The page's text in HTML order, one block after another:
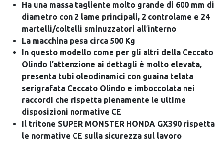
Ha una massa tagliente molto grande di 600 mm di
diametro con 2 lame principali, 2 controlame e 24
martelli/coltelli sminuzzatori all’interno
La macchina pesa circa 500 Kg
In questo modello come per gli altri della Ceccato
Olindo l’attenzione ai dettagli è molto elevata,
presenta tubi oleodinamici con guaina telata
serigrafata Ceccato Olindo e imboccolata nei
raccordi che rispetta pienamente le ultime
disposizioni normative CE
Il tritone SUPER MONSTER HONDA GX390 rispetta
le normative CE sulla sicurezza sul lavoro